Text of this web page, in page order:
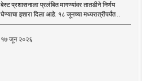
बेस्ट प्रशासनाला प्रलंबित मागण्यांवर तातडीने निर्णय
घेण्याचा इशारा दिला आहे. १८ जूनच्या मध्यरात्रीपर्यंत ..
१७ जून २०२६